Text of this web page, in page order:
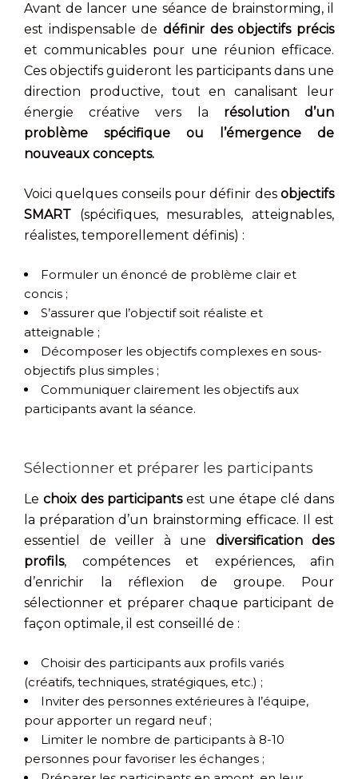
Avant de lancer une séance de brainstorming, il
est indispensable de définir des objectifs précis
et communicables pour une réunion efficace.
Ces objectifs guideront les participants dans une
direction productive, tout en canalisant leur
énergie créative vers la résolution d’un
problème spécifique ou l’émergence de
nouveaux concepts.
Voici quelques conseils pour définir des objectifs
SMART (spécifiques, mesurables, atteignables,
réalistes, temporellement définis) :
Formuler un énoncé de problème clair et
concis ;
S’assurer que l’objectif soit réaliste et
atteignable ;
Décomposer les objectifs complexes en sous-
objectifs plus simples ;
Communiquer clairement les objectifs aux
participants avant la séance.
Sélectionner et préparer les participants
Le choix des participantsest une étape clé dans
la préparation d’un brainstorming efficace. Il est
essentiel de veiller à une diversification des
profils, compétences et expériences, afin
d’enrichir la réflexion de groupe. Pour
sélectionner et préparer chaque participant de
façon optimale, il est conseillé de :
Choisir des participants aux profils variés
(créatifs, techniques, stratégiques, etc.) ;
Inviter des personnes extérieures à l’équipe,
pour apporter un regard neuf ;
Limiter le nombre de participants à 8-10
personnes pour favoriser les échanges ;